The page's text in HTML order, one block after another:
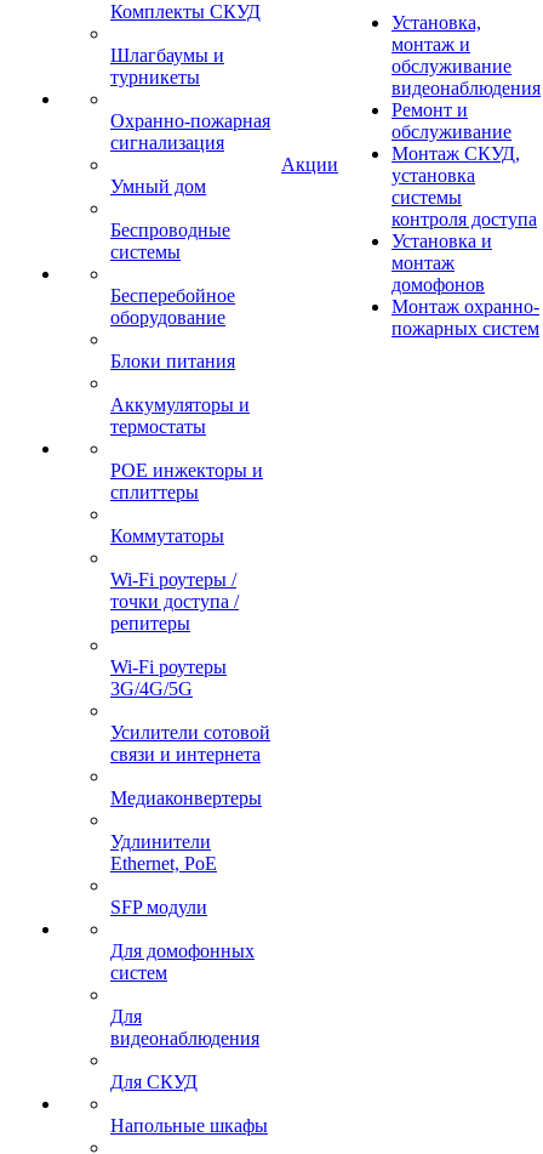
Комплекты СКУД
Шлагбаумы и
турникеты
Охранно-пожарная
сигнализация
Умный дом
Беспроводные
системы
Бесперебойное
оборудование
Блоки питания
Аккумуляторы и
термостаты
POE инжекторы и
сплиттеры
Коммутаторы
Wi-Fi роутеры /
точки доступа /
репитеры
Wi-Fi роутеры
3G/4G/5G
Усилители сотовой
связи и интернета
Медиаконвертеры
Удлинители
Ethernet, PoE
SFP модули
Для домофонных
систем
Для
видеонаблюдения
Для СКУД
Напольные шкафы
Акции
Установка,
монтаж и
обслуживание
видеонаблюдения
Ремонт и
обслуживание
Монтаж СКУД,
установка
системы
контроля доступа
Установка и
монтаж
домофонов
Монтаж охранно-
пожарных систем